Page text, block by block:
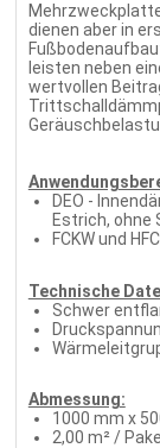
dienen aber in
leisten neben
wertvollen
DEO -
Estrich,
FCKW und
Technische
Schwer
Abmessung:
1000 mm x
2,00 m² /